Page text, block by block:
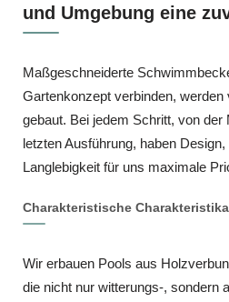
und Umgebung eine
Maßgeschneiderte
Gartenkonzept verbinden, werden
gebaut. Bei jedem Schritt, von
letzten Ausführung, haben
Langlebigkeit für uns maximale
Charakteristische Charakteristika
Wir erbauen Pools aus
die nicht nur witterungs-, sondern